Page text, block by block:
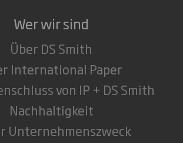
Wer wir sind
Über DS Smith
International Paper
von IP + DS Smith
Nachhaltigkeit
Unternehmenszweck